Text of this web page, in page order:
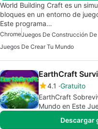
World Building Craft es un
bloques en un entorno de
Este programa…
ChromeJuegos De Construcción
Juegos De Crear Tu Mundo
EarthCraft
4.1 Gratuito
EarthCraft
Mundo en Este
Descargar